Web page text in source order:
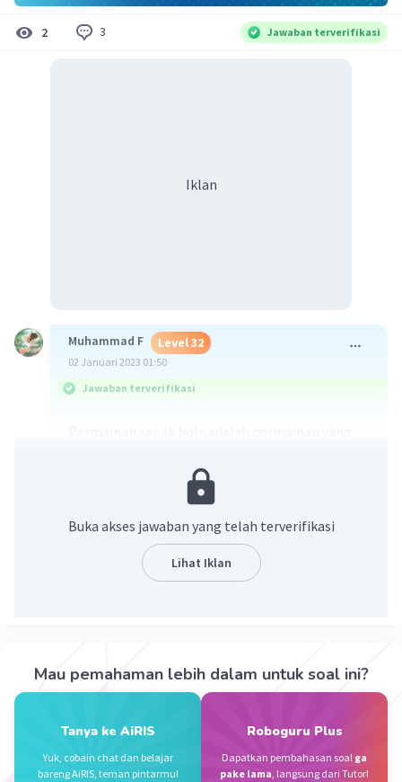
2 3 Jawaban terverifikasi
Iklan
Muhammad F Level 32
02 Januari 2023 01:50
Jawaban terverifikasi
tujuan untuk memasukkan bola ke gawang.
Beri Rating
Iklan
Level 62
main bola fifa
Mario L
19 Januari 2023 10:46
Buka akses jawaban yang telah terverifikasi
Lihat Iklan
Mau pemahaman lebih dalam untuk soal ini?
Tanya ke AiRIS
Yuk, cobain chat dan belajar
bareng AiRIS, teman pintarmu!
Roboguru Plus
Dapatkan pembahasan soal ga
pake lama, langsung dari Tutor!